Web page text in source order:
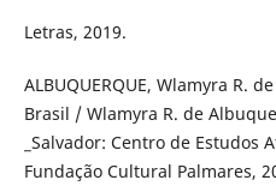
Letras, 2019.
ALBUQUERQUE, Wlamyra R.
Brasil / Wlamyra R. de
_Salvador: Centro de Estudos
Fundação Cultural Palmares,